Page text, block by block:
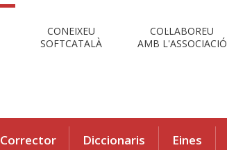
CONEIXEU
SOFTCATALÀ
COL·LABOREU
AMB L'ASSOCIACIÓ
Corrector Diccionaris Eines